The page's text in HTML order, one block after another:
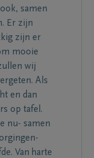
samen
Er zijn
zijn er
mooie
wij
Als
en dan
op tafel.
nu- samen
Van harte